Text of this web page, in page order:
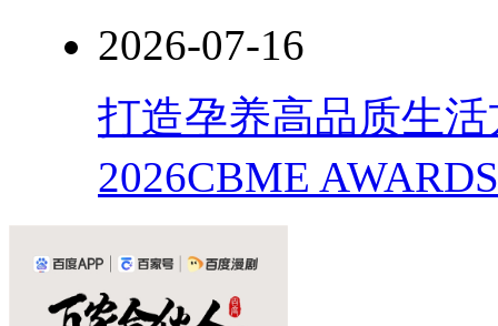
2026-07-16
打造孕养高品质生
2026CBME